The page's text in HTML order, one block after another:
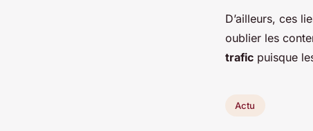
D’ailleurs, ces
oublier les
trafic puisque
Actu